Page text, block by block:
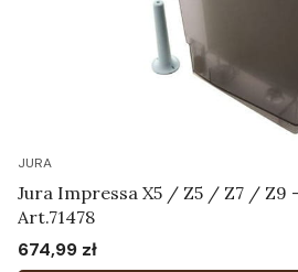
JURA
Jura Impressa X5 / Z5 / Z7 / Z9
Art.71478
Cena
674,99 zł